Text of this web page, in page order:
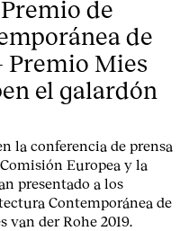
de
de
Premio Mies
el galardón
la conferencia de prensa
Comisión Europea y la
presentado a los
Contemporánea de
van der Rohe 2019.